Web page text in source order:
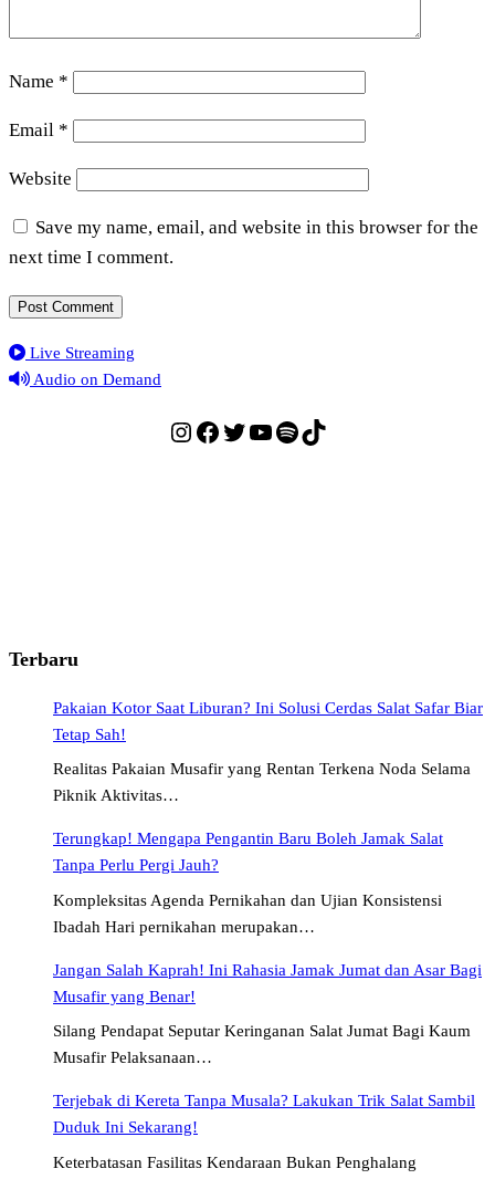
Name *
Email *
Website
Save my name, email, and website in this browser for the
next time I comment.
Live Streaming
Audio on Demand
Instagram
Facebook
Twitter
YouTube
Spotify
TikTok
Terbaru
Pakaian Kotor Saat Liburan? Ini Solusi Cerdas Salat Safar Biar
Tetap Sah!
Realitas Pakaian Musafir yang Rentan Terkena Noda Selama
Piknik Aktivitas…
Terungkap! Mengapa Pengantin Baru Boleh Jamak Salat
Tanpa Perlu Pergi Jauh?
Kompleksitas Agenda Pernikahan dan Ujian Konsistensi
Ibadah Hari pernikahan merupakan…
Jangan Salah Kaprah! Ini Rahasia Jamak Jumat dan Asar Bagi
Musafir yang Benar!
Silang Pendapat Seputar Keringanan Salat Jumat Bagi Kaum
Musafir Pelaksanaan…
Terjebak di Kereta Tanpa Musala? Lakukan Trik Salat Sambil
Duduk Ini Sekarang!
Keterbatasan Fasilitas Kendaraan Bukan Penghalang